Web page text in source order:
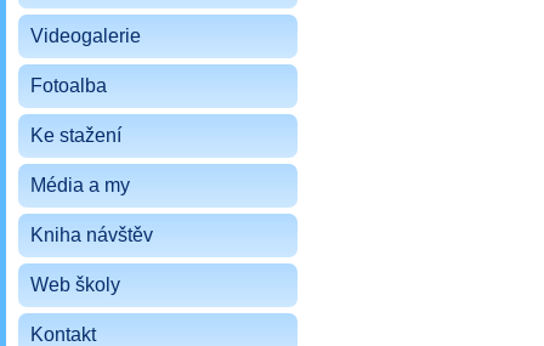
Videogalerie
Fotoalba
Ke stažení
Média a my
Kniha návštěv
Web školy
Kontakt